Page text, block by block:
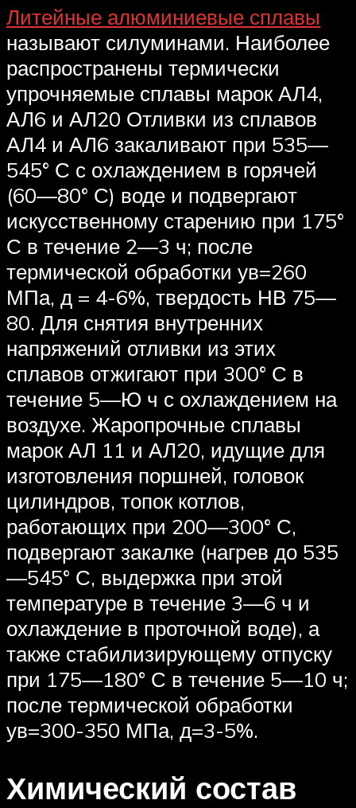
Литейные алюминиевые сплавы
называют силуминами. Наиболее
распространены термически
упрочняемые сплавы марок АЛ4,
АЛ6 и АЛ20 Отливки из сплавов
АЛ4 и АЛ6 закаливают при 535—
545° С с охлаждением в горячей
(60—80° С) воде и подвергают
искусственному старению при 175°
С в течение 2—3 ч; после
термической обработки ув=260
МПа, д = 4-6%, твердость НВ 75—
80. Для снятия внутренних
напряжений отливки из этих
сплавов отжигают при 300° С в
течение 5—Ю ч с охлаждением на
воздухе. Жаропрочные сплавы
марок АЛ 11 и АЛ20, идущие для
изготовления поршней, головок
цилиндров, топок котлов,
работающих при 200—300° С,
подвергают закалке (нагрев до 535
—545° С, выдержка при этой
температуре в течение 3—6 ч и
охлаждение в проточной воде), а
также стабилизирующему отпуску
при 175—180° С в течение 5—10 ч;
после термической обработки
ув=300-350 МПа, д=3-5%.
Химический состав